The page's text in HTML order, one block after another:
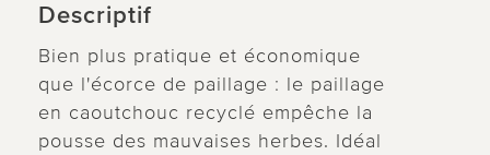
Descriptif
Bien plus pratique et économique
que l'écorce de paillage : le paillage
en caoutchouc recyclé empêche la
pousse des mauvaises herbes. Idéal